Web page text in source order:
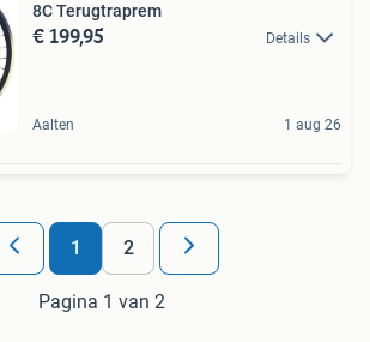
8C Terugtraprem
€ 199,95 Details
Aalten 1 aug 26
1 2
Pagina 1 van 2